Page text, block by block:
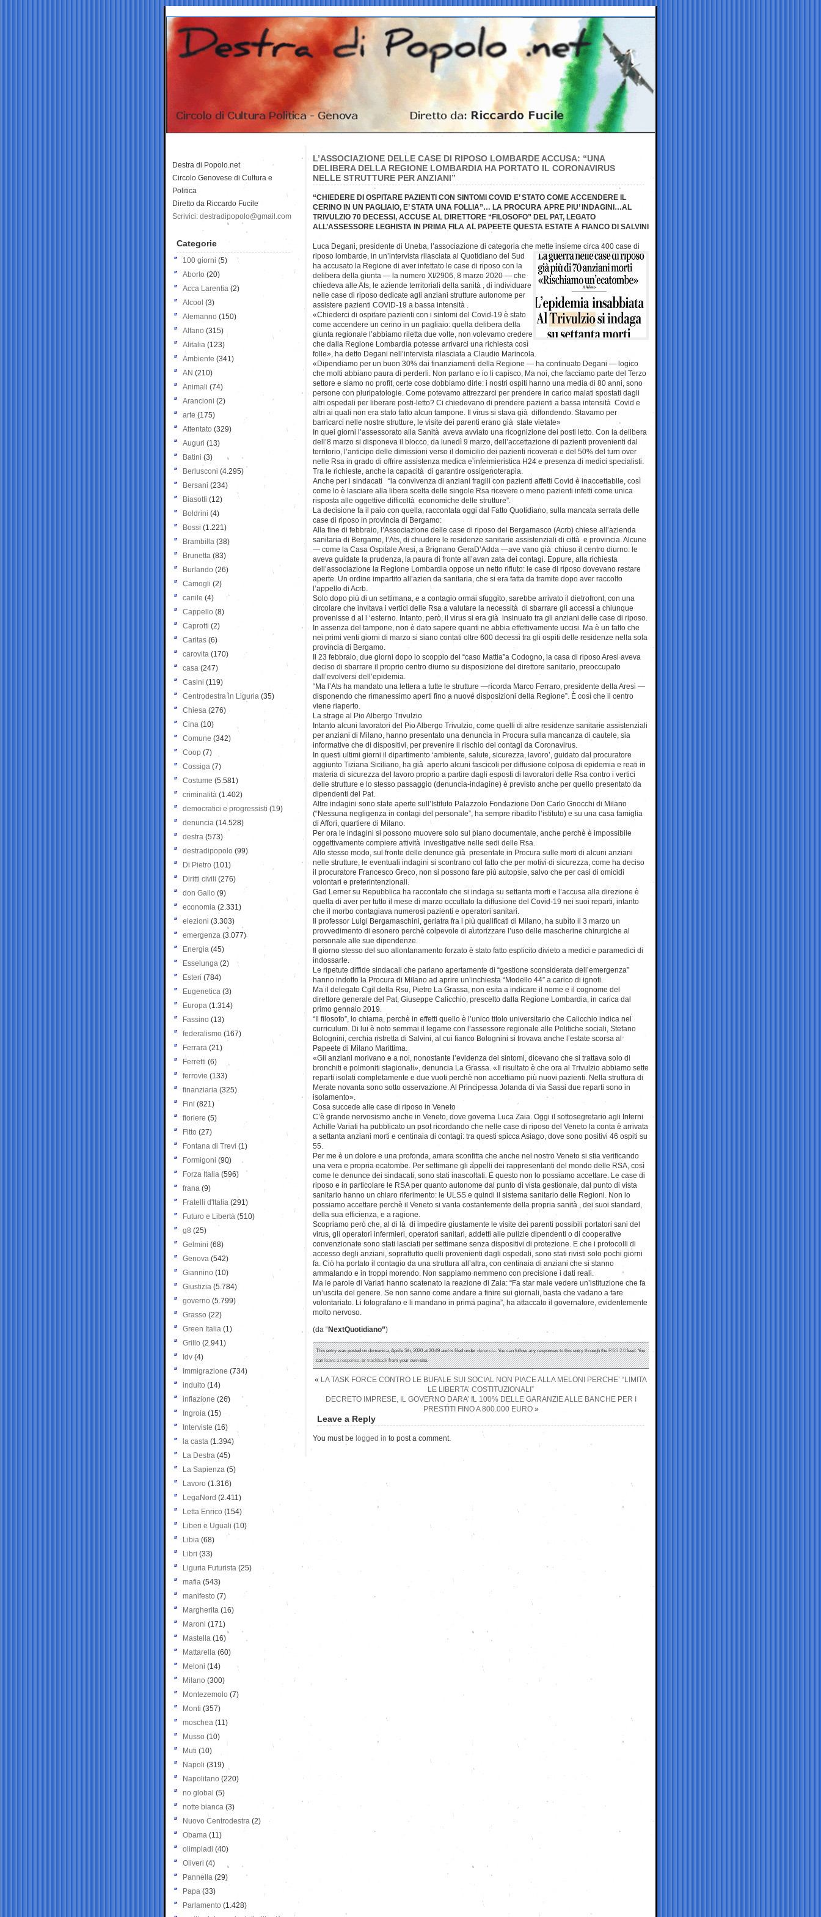
L’ASSOCIAZIONE DELLE CASE DI RIPOSO LOMBARDE ACCUSA: “UNA
DELIBERA DELLA REGIONE LOMBARDIA HA PORTATO IL CORONAVIRUS
NELLE STRUTTURE PER ANZIANI”
“CHIEDERE DI OSPITARE PAZIENTI CON SINTOMI COVID E’ STATO COME ACCENDERE IL
CERINO IN UN PAGLIAIO, E’ STATA UNA FOLLIA”… LA PROCURA APRE PIU’ INDAGINI…AL
TRIVULZIO 70 DECESSI, ACCUSE AL DIRETTORE “FILOSOFO” DEL PAT, LEGATO
ALL’ASSESSORE LEGHISTA IN PRIMA FILA AL PAPEETE QUESTA ESTATE A FIANCO DI SALVINI
Luca Degani, presidente di Uneba, l’associazione di categoria che mette insieme circa 400 case di
riposo lombarde, in un’intervista rilasciata al Quotidiano del Sud
ha accusato la Regione di aver infettato le case di riposo con la
delibera della giunta — la numero XI/2906, 8 marzo 2020 — che
chiedeva alle Ats, le aziende territoriali della sanità , di individuare
nelle case di riposo dedicate agli anziani strutture autonome per
assistere pazienti COVID-19 a bassa intensità .
«Chiederci di ospitare pazienti con i sintomi del Covid-19 è stato
come accendere un cerino in un pagliaio: quella delibera della
giunta regionale l’abbiamo riletta due volte, non volevamo credere
che dalla Regione Lombardia potesse arrivarci una richiesta così
folle», ha detto Degani nell’intervista rilasciata a Claudio Marincola.
«Dipendiamo per un buon 30% dai finanziamenti della Regione — ha continuato Degani — logico
che molti abbiano paura di perderli. Non parlano e io li capisco, Ma noi, che facciamo parte del Terzo
settore e siamo no profit, certe cose dobbiamo dirle: i nostri ospiti hanno una media di 80 anni, sono
persone con pluripatologie. Come potevamo attrezzarci per prendere in carico malati spostati dagli
altri ospedali per liberare posti-letto? Ci chiedevano di prendere pazienti a bassa intensità Covid e
altri ai quali non era stato fatto alcun tampone. Il virus si stava già diffondendo. Stavamo per
barricarci nelle nostre strutture, le visite dei parenti erano già state vietate»
In quei giorni l’assessorato alla Sanità aveva avviato una ricognizione dei posti letto. Con la delibera
dell’8 marzo si disponeva il blocco, da lunedì 9 marzo, dell’accettazione di pazienti provenienti dal
territorio, l’anticipo delle dimissioni verso il domicilio dei pazienti ricoverati e del 50% del turn over
nelle Rsa in grado di offrire assistenza medica e infermieristica H24 e presenza di medici specialisti.
Tra le richieste, anche la capacità di garantire ossigenoterapia.
Anche per i sindacati “la convivenza di anziani fragili con pazienti affetti Covid è inaccettabile, così
come lo è lasciare alla libera scelta delle singole Rsa ricevere o meno pazienti infetti come unica
risposta alle oggettive difficoltà economiche delle strutture”.
La decisione fa il paio con quella, raccontata oggi dal Fatto Quotidiano, sulla mancata serrata delle
case di riposo in provincia di Bergamo:
Alla fine di febbraio, l’Associazione delle case di riposo del Bergamasco (Acrb) chiese all’azienda
sanitaria di Bergamo, l’Ats, di chiudere le residenze sanitarie assistenziali di città e provincia. Alcune
— come la Casa Ospitale Aresi, a Brignano GeraD’Adda —ave vano già chiuso il centro diurno: le
aveva guidate la prudenza, la paura di fronte all’avan zata dei contagi. Eppure, alla richiesta
dell’associazione la Regione Lombardia oppose un netto rifiuto: le case di riposo dovevano restare
aperte. Un ordine impartito all’azien da sanitaria, che si era fatta da tramite dopo aver raccolto
l’appello di Acrb.
Solo dopo più di un settimana, e a contagio ormai sfuggito, sarebbe arrivato il dietrofront, con una
circolare che invitava i vertici delle Rsa a valutare la necessità di sbarrare gli accessi a chiunque
provenisse d al l ‘esterno. Intanto, però, il virus si era già insinuato tra gli anziani delle case di riposo.
In assenza del tampone, non è dato sapere quanti ne abbia effettivamente uccisi. Ma è un fatto che
nei primi venti giorni di marzo si siano contati oltre 600 decessi tra gli ospiti delle residenze nella sola
provincia di Bergamo.
Il 23 febbraio, due giorni dopo lo scoppio del “caso Mattia”a Codogno, la casa di riposo Aresi aveva
deciso di sbarrare il proprio centro diurno su disposizione del direttore sanitario, preoccupato
dall’evolversi dell’epidemia.
“Ma l’Ats ha mandato una lettera a tutte le strutture —ricorda Marco Ferraro, presidente della Aresi —
disponendo che rimanessimo aperti fino a nuove disposizioni della Regione”. È così che il centro
viene riaperto.
La strage al Pio Albergo Trivulzio
Intanto alcuni lavoratori del Pio Albergo Trivulzio, come quelli di altre residenze sanitarie assistenziali
per anziani di Milano, hanno presentato una denuncia in Procura sulla mancanza di cautele, sia
informative che di dispositivi, per prevenire il rischio dei contagi da Coronavirus.
In questi ultimi giorni il dipartimento ‘ambiente, salute, sicurezza, lavoro’, guidato dal procuratore
aggiunto Tiziana Siciliano, ha già aperto alcuni fascicoli per diffusione colposa di epidemia e reati in
materia di sicurezza del lavoro proprio a partire dagli esposti di lavoratori delle Rsa contro i vertici
delle strutture e lo stesso passaggio (denuncia-indagine) è previsto anche per quello presentato da
dipendenti del Pat.
Altre indagini sono state aperte sull’Istituto Palazzolo Fondazione Don Carlo Gnocchi di Milano
(“Nessuna negligenza in contagi del personale”, ha sempre ribadito l’istituto) e su una casa famiglia
di Affori, quartiere di Milano.
Per ora le indagini si possono muovere solo sul piano documentale, anche perchè è impossibile
oggettivamente compiere attività investigative nelle sedi delle Rsa.
Allo stesso modo, sul fronte delle denunce già presentate in Procura sulle morti di alcuni anziani
nelle strutture, le eventuali indagini si scontrano col fatto che per motivi di sicurezza, come ha deciso
il procuratore Francesco Greco, non si possono fare più autopsie, salvo che per casi di omicidi
volontari e preterintenzionali.
Gad Lerner su Repubblica ha raccontato che si indaga su settanta morti e l’accusa alla direzione è
quella di aver per tutto il mese di marzo occultato la diffusione del Covid-19 nei suoi reparti, intanto
che il morbo contagiava numerosi pazienti e operatori sanitari.
Il professor Luigi Bergamaschini, geriatra fra i più qualificati di Milano, ha subìto il 3 marzo un
provvedimento di esonero perchè colpevole di autorizzare l’uso delle mascherine chirurgiche al
personale alle sue dipendenze.
Il giorno stesso del suo allontanamento forzato è stato fatto esplicito divieto a medici e paramedici di
indossarle.
Le ripetute diffide sindacali che parlano apertamente di “gestione sconsiderata dell’emergenza”
hanno indotto la Procura di Milano ad aprire un’inchiesta “Modello 44” a carico di ignoti.
Ma il delegato Cgil della Rsu, Pietro La Grassa, non esita a indicare il nome e il cognome del
direttore generale del Pat, Giuseppe Calicchio, prescelto dalla Regione Lombardia, in carica dal
primo gennaio 2019.
“Il filosofo”, lo chiama, perchè in effetti quello è l’unico titolo universitario che Calicchio indica nel
curriculum. Di lui è noto semmai il legame con l’assessore regionale alle Politiche sociali, Stefano
Bolognini, cerchia ristretta di Salvini, al cui fianco Bolognini si trovava anche l’estate scorsa al
Papeete di Milano Marittima.
«Gli anziani morivano e a noi, nonostante l’evidenza dei sintomi, dicevano che si trattava solo di
bronchiti e polmoniti stagionali», denuncia La Grassa. «Il risultato è che ora al Trivulzio abbiamo sette
reparti isolati completamente e due vuoti perchè non accettiamo più nuovi pazienti. Nella struttura di
Merate novanta sono sotto osservazione. Al Principessa Jolanda di via Sassi due reparti sono in
isolamento».
Cosa succede alle case di riposo in Veneto
C’è grande nervosismo anche in Veneto, dove governa Luca Zaia. Oggi il sottosegretario agli Interni
Achille Variati ha pubblicato un psot ricordando che nelle case di riposo del Veneto la conta è arrivata
a settanta anziani morti e centinaia di contagi: tra questi spicca Asiago, dove sono positivi 46 ospiti su
55.
Per me è un dolore e una profonda, amara sconfitta che anche nel nostro Veneto si stia verificando
una vera e propria ecatombe. Per settimane gli appelli dei rappresentanti del mondo delle RSA, così
come le denunce dei sindacati, sono stati inascoltati. E questo non lo possiamo accettare. Le case di
riposo e in particolare le RSA per quanto autonome dal punto di vista gestionale, dal punto di vista
sanitario hanno un chiaro riferimento: le ULSS e quindi il sistema sanitario delle Regioni. Non lo
possiamo accettare perchè il Veneto si vanta costantemente della propria sanità , dei suoi standard,
della sua efficienza, e a ragione.
Scopriamo però che, al di là di impedire giustamente le visite dei parenti possibili portatori sani del
virus, gli operatori infermieri, operatori sanitari, addetti alle pulizie dipendenti o di cooperative
convenzionate sono stati lasciati per settimane senza dispositivi di protezione. E che i protocolli di
accesso degli anziani, soprattutto quelli provenienti dagli ospedali, sono stati rivisti solo pochi giorni
fa. Ciò ha portato il contagio da una struttura all’altra, con centinaia di anziani che si stanno
ammalando e in troppi morendo. Non sappiamo nemmeno con precisione i dati reali.
Ma le parole di Variati hanno scatenato la reazione di Zaia: “Fa star male vedere un’istituzione che fa
un’uscita del genere. Se non sanno come andare a finire sui giornali, basta che vadano a fare
volontariato. Li fotografano e li mandano in prima pagina”, ha attaccato il governatore, evidentemente
molto nervoso.
(da “NextQuotidiano”)
This entry was posted on domenica, Aprile 5th, 2020 at 20:49 and is filed underdenuncia. You can follow any responses to this entry through theRSS 2.0feed. You
canleave a response, ortrackbackfrom your own site.
« LA TASK FORCE CONTRO LE BUFALE SUI SOCIAL NON PIACE ALLA MELONI PERCHE’ “LIMITA
LE LIBERTA’ COSTITUZIONALI”
DECRETO IMPRESE, IL GOVERNO DARA’ IL 100% DELLE GARANZIE ALLE BANCHE PER I
PRESTITI FINO A 800.000 EURO»
Leave a Reply
You must be logged in to post a comment.
Destra di Popolo.net
Circolo Genovese di Cultura e
Politica
Diretto da Riccardo Fucile
Scrivici: destradipopolo@gmail.com
Categorie
100 giorni (5)
Aborto (20)
Acca Larentia (2)
Alcool (3)
Alemanno (150)
Alfano (315)
Alitalia (123)
Ambiente (341)
AN (210)
Animali (74)
Arancioni (2)
arte (175)
Attentato (329)
Auguri (13)
Batini (3)
Berlusconi (4.295)
Bersani (234)
Biasotti (12)
Boldrini (4)
Bossi (1.221)
Brambilla (38)
Brunetta (83)
Burlando (26)
Camogli (2)
canile (4)
Cappello (8)
Caprotti (2)
Caritas (6)
carovita (170)
casa (247)
Casini (119)
Centrodestra in Liguria (35)
Chiesa (276)
Cina (10)
Comune (342)
Coop (7)
Cossiga (7)
Costume (5.581)
criminalità (1.402)
democratici e progressisti (19)
denuncia (14.528)
destra (573)
destradipopolo (99)
Di Pietro (101)
Diritti civili (276)
don Gallo (9)
economia (2.331)
elezioni (3.303)
emergenza (3.077)
Energia (45)
Esselunga (2)
Esteri (784)
Eugenetica (3)
Europa (1.314)
Fassino (13)
federalismo (167)
Ferrara (21)
Ferretti (6)
ferrovie (133)
finanziaria (325)
Fini (821)
fioriere (5)
Fitto (27)
Fontana di Trevi (1)
Formigoni (90)
Forza Italia (596)
frana (9)
Fratelli d'Italia (291)
Futuro e Libertà (510)
g8 (25)
Gelmini (68)
Genova (542)
Giannino (10)
Giustizia (5.784)
governo (5.799)
Grasso (22)
Green Italia (1)
Grillo (2.941)
Idv (4)
Immigrazione (734)
indulto (14)
inflazione (26)
Ingroia (15)
Interviste (16)
la casta (1.394)
La Destra (45)
La Sapienza (5)
Lavoro (1.316)
LegaNord (2.411)
Letta Enrico (154)
Liberi e Uguali (10)
Libia (68)
Libri (33)
Liguria Futurista (25)
mafia (543)
manifesto (7)
Margherita (16)
Maroni (171)
Mastella (16)
Mattarella (60)
Meloni (14)
Milano (300)
Montezemolo (7)
Monti (357)
moschea (11)
Musso (10)
Muti (10)
Napoli (319)
Napolitano (220)
no global (5)
notte bianca (3)
Nuovo Centrodestra (2)
Obama (11)
olimpiadi (40)
Oliveri (4)
Pannella (29)
Papa (33)
Parlamento (1.428)